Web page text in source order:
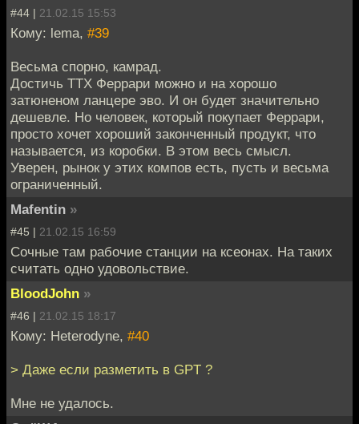
#44 | 21.02.15 15:53
Кому: lema, #39
Весьма спорно, камрад.
Достичь ТТХ Феррари можно и на хорошо
затюненом ланцере эво. И он будет значительно
дешевле. Но человек, который покупает Феррари,
просто хочет хороший законченный продукт, что
называется, из коробки. В этом весь смысл.
Уверен, рынок у этих компов есть, пусть и весьма
ограниченный.
Mafentin »
#45 | 21.02.15 16:59
Сочные там рабочие станции на ксеонах. На таких
считать одно удовольствие.
BloodJohn »
#46 | 21.02.15 18:17
Кому: Heterodyne, #40
> Даже если разметить в GPT ?
Мне не удалось.